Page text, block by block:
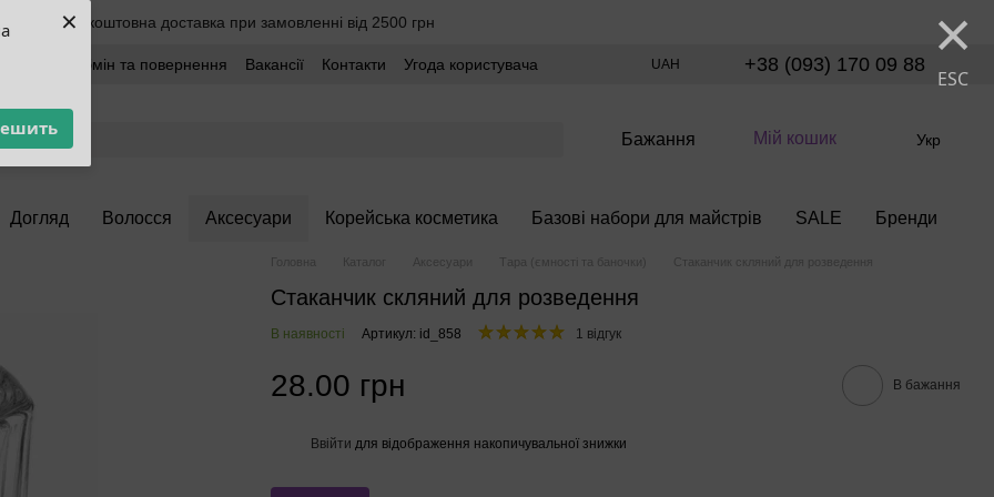
× ×
ESC
Безкоштовна доставка при замовленні від 2500 грн
Обмін та повернення Вакансії Контакти
Угода користувача
UAH +38 (093) 170 09 88
Бажання Мій кошик Укр
Догляд Волосся Аксесуари Корейська косметика Базові набори для майстрів SALE Бренди
Головна Каталог Аксесуари Тара (ємності та баночки) Стаканчик скляний для розведення
Стаканчик скляний для розведення
В наявності Артикул: id_858 1 відгук
28.00 грн В бажання
Ввійти для відображення накопичувальної знижки